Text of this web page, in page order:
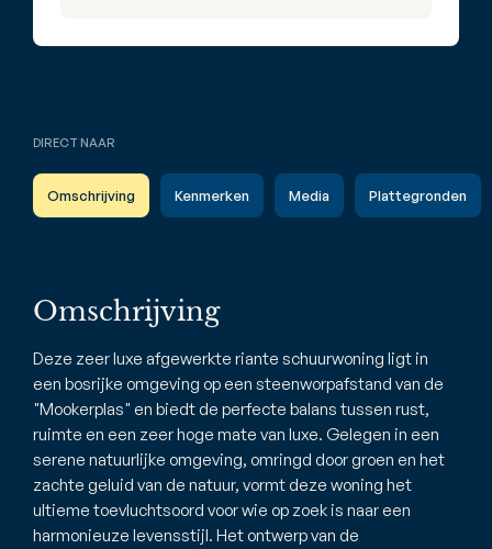
DIRECT NAAR
Omschrijving Kenmerken Media Plattegronden
Omschrijving
Deze zeer luxe afgewerkte riante schuurwoning ligt in
een bosrijke omgeving op een steenworpafstand van de
"Mookerplas" en biedt de perfecte balans tussen rust,
ruimte en een zeer hoge mate van luxe. Gelegen in een
serene natuurlijke omgeving, omringd door groen en het
zachte geluid van de natuur, vormt deze woning het
ultieme toevluchtsoord voor wie op zoek is naar een
harmonieuze levensstijl. Het ontwerp van de